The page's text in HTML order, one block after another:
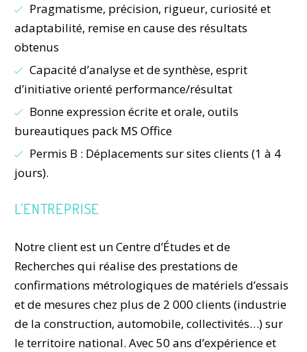
Pragmatisme, précision, rigueur, curiosité et
adaptabilité, remise en cause des résultats
obtenus
Capacité d’analyse et de synthèse, esprit
d’initiative orienté performance/résultat
Bonne expression écrite et orale, outils
bureautiques pack MS Office
Permis B : Déplacements sur sites clients (1 à 4
jours).
L’ENTREPRISE
Notre client est un Centre d’Études et de
Recherches qui réalise des prestations de
confirmations métrologiques de matériels d’essais
et de mesures chez plus de 2 000 clients (industrie
de la construction, automobile, collectivités…) sur
le territoire national. Avec 50 ans d’expérience et